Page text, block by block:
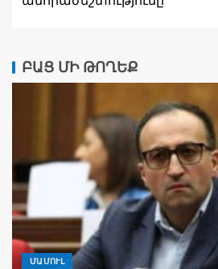
ԲԱՑ ՄԻ ԹՈՂԵՔ
ՄԱՄՈՒԼ